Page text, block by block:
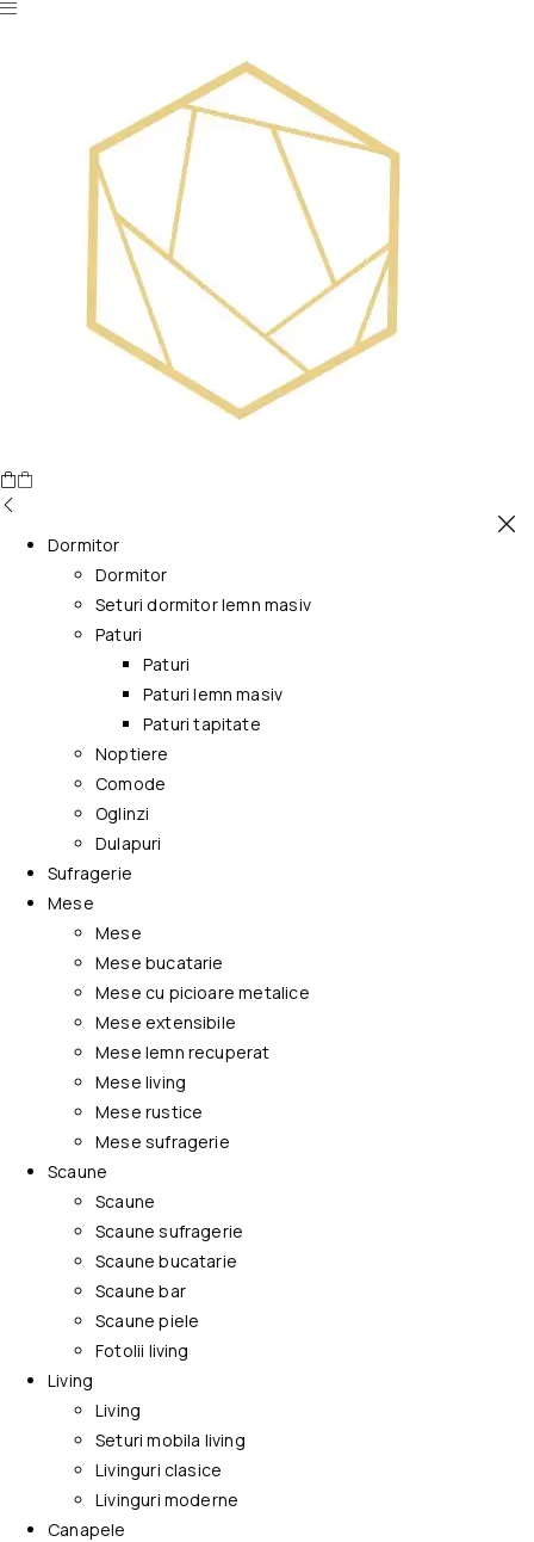
Dormitor
Dormitor
Seturi dormitor lemn masiv
Paturi
Paturi
Paturi lemn masiv
Paturi tapitate
Noptiere
Comode
Oglinzi
Dulapuri
Sufragerie
Mese
Mese
Mese bucatarie
Mese cu picioare metalice
Mese extensibile
Mese lemn recuperat
Mese living
Mese rustice
Mese sufragerie
Scaune
Scaune
Scaune sufragerie
Scaune bucatarie
Scaune bar
Scaune piele
Fotolii living
Living
Living
Seturi mobila living
Livinguri clasice
Livinguri moderne
Canapele